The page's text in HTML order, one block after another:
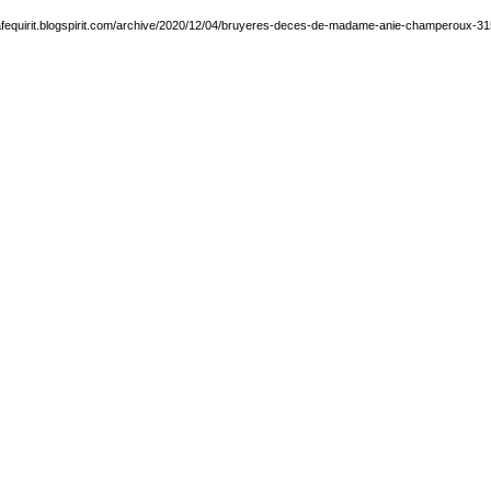
archive/2020/12/04/bruyeres-deces-de-madame-anie-champeroux-